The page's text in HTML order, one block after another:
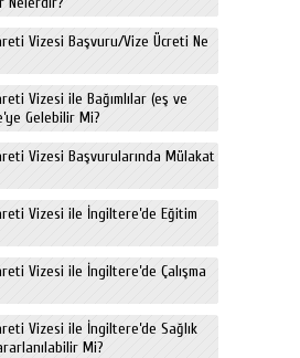
Vizesi Başvuru/Vize Ücreti Ne
Vizesi ile Bağımlılar (eş ve
Gelebilir Mi?
Vizesi Başvurularında Mülakat
Vizesi ile İngiltere’de Eğitim
Vizesi ile İngiltere’de Çalışma
Vizesi ile İngiltere’de Sağlık
Mi?